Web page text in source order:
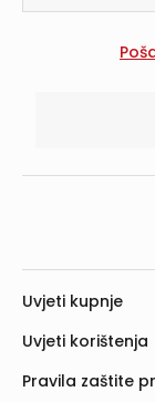
Uvjeti kupnje
Uvjeti korištenja
Pravila zaštite